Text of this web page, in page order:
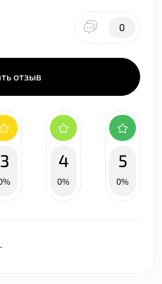
0
отзыв
3 4
0%
5
0%